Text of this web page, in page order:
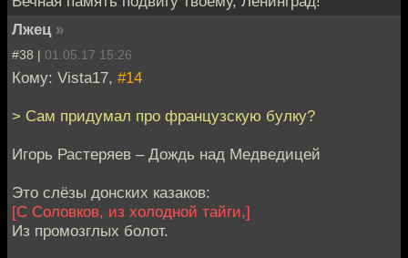
Лжец »
#38 | 01.05.17 15:26
Кому: Vista17, #14
> Сам придумал про французскую булку?
Игорь Растеряев – Дождь над Медведицей
Это слёзы донских казаков:
[С Соловков, из холодной тайги,]
Из промозглых болот.